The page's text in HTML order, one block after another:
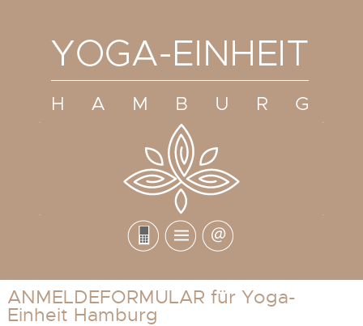
ANMELDEFORMULAR für Yoga-
Einheit Hamburg